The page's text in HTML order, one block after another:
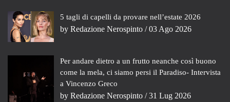
5 tagli di capelli da provare nell’estate 2026
by Redazione Nerospinto / 03 Ago 2026
Per andare dietro a un frutto neanche così buono
come la mela, ci siamo persi il Paradiso- Intervista
a Vincenzo Greco
by Redazione Nerospinto / 31 Lug 2026